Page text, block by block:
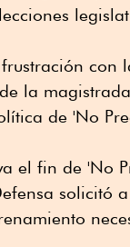
con
la
de 'No
el fin de 'No
solicitó